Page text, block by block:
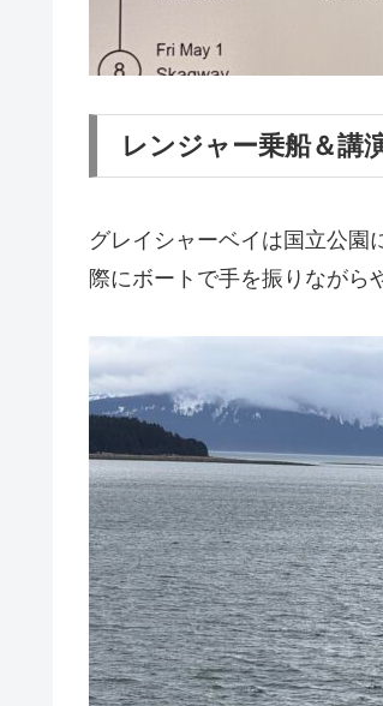
レンジャー乗船＆講
グレイシャーベイは国立公園
際にボートで手を振りながら